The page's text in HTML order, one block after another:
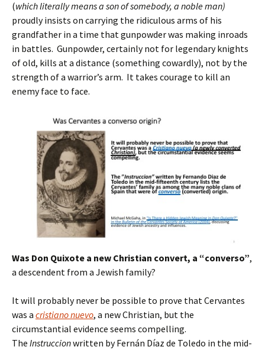
(which literally means a son of somebody, a noble man)
proudly insists on carrying the ridiculous arms of his
grandfather in a time that gunpowder was making inroads
in battles. Gunpowder, certainly not for legendary knights
of old, kills at a distance (something cowardly), not by the
strength of a warrior’s arm. It takes courage to kill an
enemy face to face.
Was Don Quixote a new Christian convert, a “converso”,
a descendent from a Jewish family?
It will probably never be possible to prove that Cervantes
was a cristiano nuevo, a new Christian, but the
circumstantial evidence seems compelling.
The Instruccionwritten by Fernán Díaz de Toledo in the mid-